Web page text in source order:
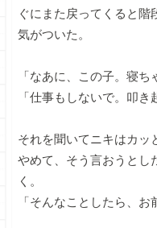
ぐにまた戻ってくると階
気がついた。
「なあに、この子。寝ち
「仕事もしないで。叩き
それを聞いてニキはカッ
やめて、そう言おうとし
く。
「そんなことしたら、お